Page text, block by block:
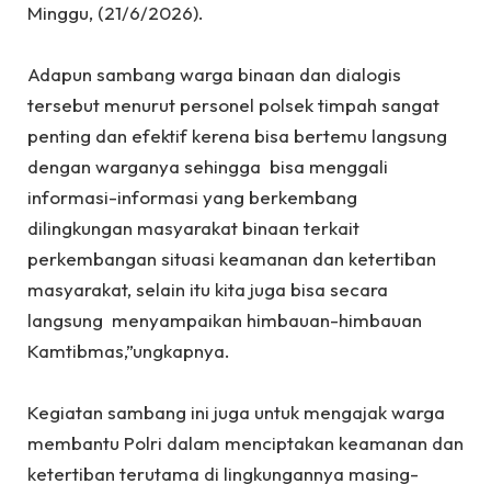
Minggu, (21/6/2026).
‎Adapun sambang warga binaan dan dialogis
tersebut menurut personel polsek timpah sangat
penting dan efektif kerena bisa bertemu langsung
dengan warganya sehingga bisa menggali
informasi-informasi yang berkembang
dilingkungan masyarakat binaan terkait
perkembangan situasi keamanan dan ketertiban
masyarakat, selain itu kita juga bisa secara
langsung menyampaikan himbauan-himbauan
Kamtibmas,”ungkapnya.
‎Kegiatan sambang ini juga untuk mengajak warga
membantu Polri dalam menciptakan keamanan dan
ketertiban terutama di lingkungannya masing-